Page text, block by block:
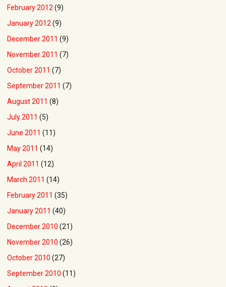
February 2012 (9)
January 2012 (9)
December 2011 (9)
November 2011 (7)
October 2011 (7)
September 2011 (7)
August 2011 (8)
July 2011 (5)
June 2011 (11)
May 2011 (14)
April 2011 (12)
March 2011 (14)
February 2011 (35)
January 2011 (40)
December 2010 (21)
November 2010 (26)
October 2010 (27)
September 2010 (11)